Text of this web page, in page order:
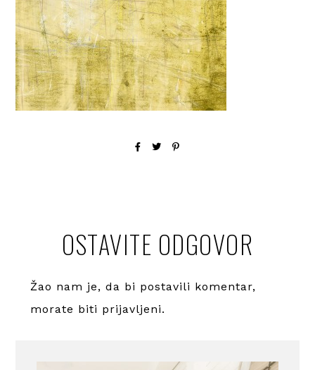
OSTAVITE ODGOVOR
Žao nam je, da bi postavili komentar,
morate biti prijavljeni.